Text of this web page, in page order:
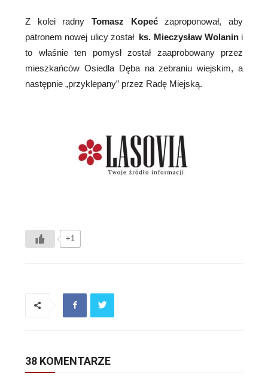
Z kolei radny Tomasz Kopećzaproponował, aby
patronem nowej ulicy został ks. Mieczysław Wolanini
to właśnie ten pomysł został zaaprobowany przez
mieszkańców Osiedla Dęba na zebraniu wiejskim, a
następnie „przyklepany” przez Radę Miejską.
+1
38 KOMENTARZE